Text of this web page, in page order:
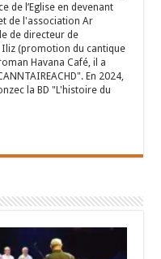
de l’Eglise en devenant
de l'association Ar
de directeur de
Iliz (promotion du cantique
Havana Café, il a
En 2024,
la BD "L'histoire du